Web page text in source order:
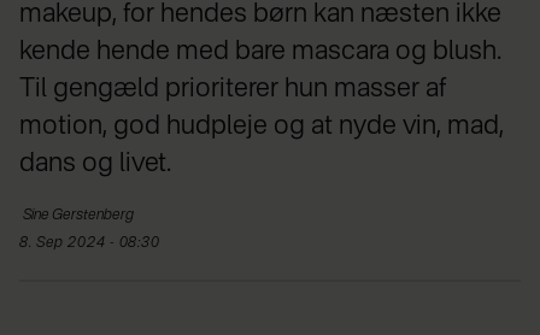
makeup, for hendes børn kan næsten ikke
kende hende med bare mascara og blush.
Til gengæld prioriterer hun masser af
motion, god hudpleje og at nyde vin, mad,
dans og livet.
Sine Gerstenberg
8. Sep 2024 - 08:30